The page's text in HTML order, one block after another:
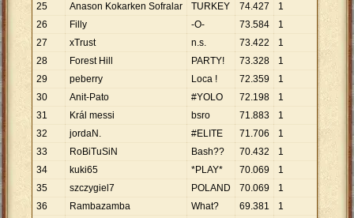
25
Anason Kokarken Sofralar TURKEY 74.427
1
26
Filly -O- 73.584
1
27
xTrust n.s. 73.422
1
28
Forest Hill PARTY! 73.328
1
29
peberry Loca ! 72.359
1
30
Anit-Pato #YOLO 72.198
1
31
Král messi bsro 71.883
1
32
jordaN. #ELITE 71.706
1
33
RoBiTuSiN Bash?? 70.432
1
34
kuki65 *PLAY* 70.069
1
35
szczygiel7 POLAND 70.069
1
36
Rambazamba What? 69.381
1